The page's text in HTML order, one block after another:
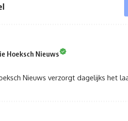
Hoeksch Nieuws
Nieuws verzorgt dagelijks het